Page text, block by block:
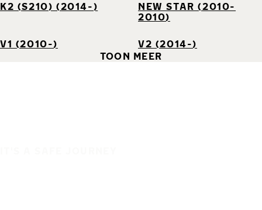
K2 (S210) (2014-)
NEW STAR (2010-
2010)
V1 (2010-)
V2 (2014-)
TOON MEER